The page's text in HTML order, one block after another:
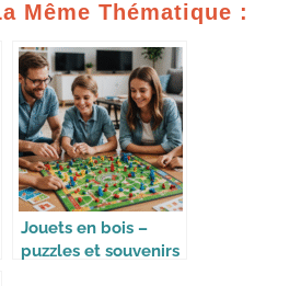
Même Thématique :
Jouets en bois –
puzzles et souvenirs